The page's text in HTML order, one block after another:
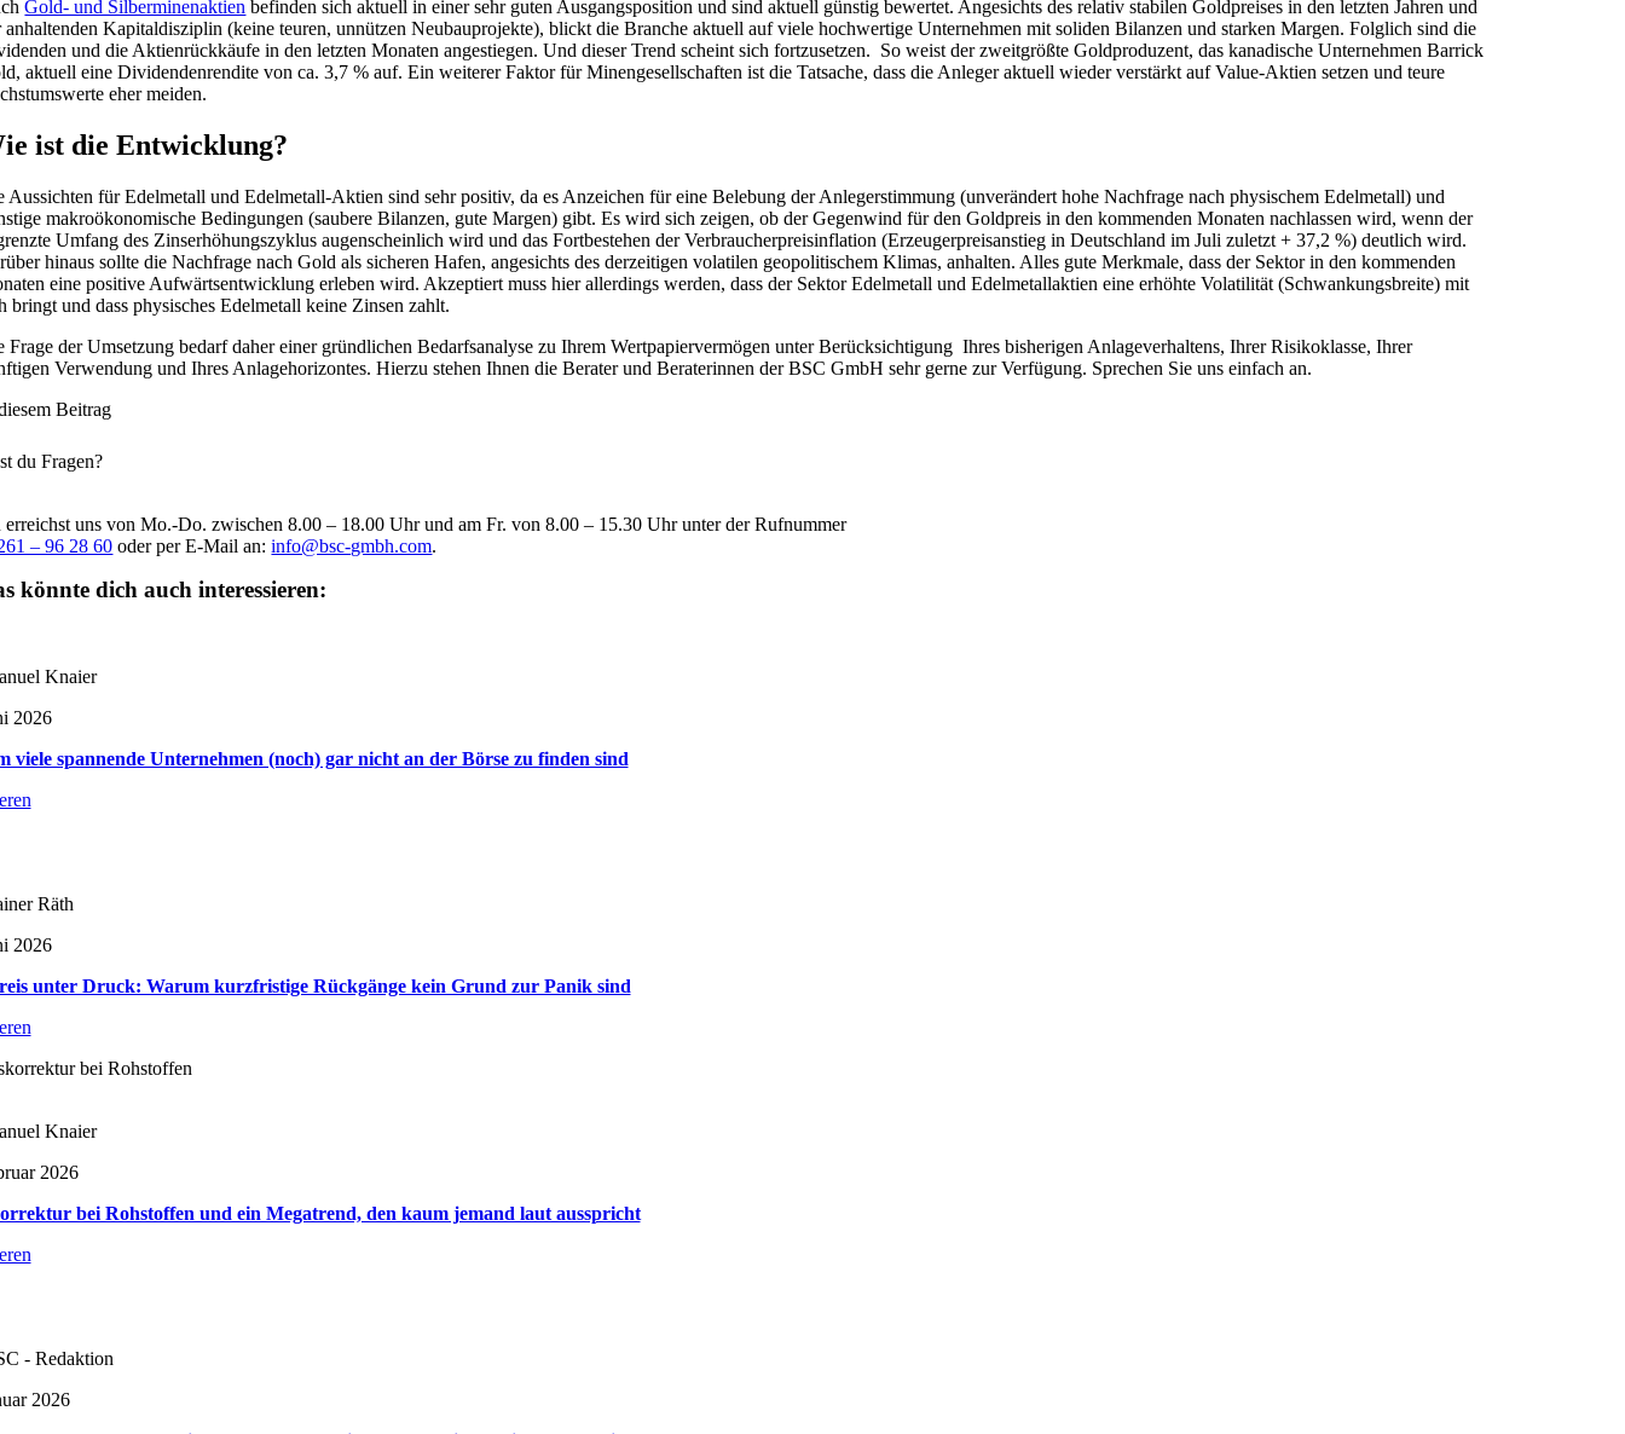
Gold- und Silberminenaktien befinden sich aktuell in einer sehr guten Ausgangsposition und sind aktuell günstig bewertet. Angesichts des relativ stabilen Goldpreises in den letzten Jahren und
anhaltenden Kapitaldisziplin (keine teuren, unnützen Neubauprojekte), blickt die Branche aktuell auf viele hochwertige Unternehmen mit soliden Bilanzen und starken Margen. Folglich sind die
und die Aktienrückkäufe in den letzten Monaten angestiegen. Und dieser Trend scheint sich fortzusetzen. So weist der zweitgrößte Goldproduzent, das kanadische Unternehmen Barrick
aktuell eine Dividendenrendite von ca. 3,7 % auf. Ein weiterer Faktor für Minengesellschaften ist die Tatsache, dass die Anleger aktuell wieder verstärkt auf Value-Aktien setzen und teure
eher meiden.
ist die Entwicklung?
Aussichten für Edelmetall und Edelmetall-Aktien sind sehr positiv, da es Anzeichen für eine Belebung der Anlegerstimmung (unverändert hohe Nachfrage nach physischem Edelmetall) und
makroökonomische Bedingungen (saubere Bilanzen, gute Margen) gibt. Es wird sich zeigen, ob der Gegenwind für den Goldpreis in den kommenden Monaten nachlassen wird, wenn der
Umfang des Zinserhöhungszyklus augenscheinlich wird und das Fortbestehen der Verbraucherpreisinflation (Erzeugerpreisanstieg in Deutschland im Juli zuletzt + 37,2 %) deutlich wird.
hinaus sollte die Nachfrage nach Gold als sicheren Hafen, angesichts des derzeitigen volatilen geopolitischem Klimas, anhalten. Alles gute Merkmale, dass der Sektor in den kommenden
eine positive Aufwärtsentwicklung erleben wird. Akzeptiert muss hier allerdings werden, dass der Sektor Edelmetall und Edelmetallaktien eine erhöhte Volatilität (Schwankungsbreite) mit
bringt und dass physisches Edelmetall keine Zinsen zahlt.
Frage der Umsetzung bedarf daher einer gründlichen Bedarfsanalyse zu Ihrem Wertpapiervermögen unter Berücksichtigung Ihres bisherigen Anlageverhaltens, Ihrer Risikoklasse, Ihrer
Verwendung und Ihres Anlagehorizontes. Hierzu stehen Ihnen die Berater und Beraterinnen der BSC GmbH sehr gerne zur Verfügung. Sprechen Sie uns einfach an.
Beitrag
du Fragen?
erreichst uns von Mo.-Do. zwischen 8.00 – 18.00 Uhr und am Fr. von 8.00 – 15.30 Uhr unter der Rufnummer
– 96 28 60 oder per E-Mail an:info@bsc-gmbh.com.
könnte dich auch interessieren:
Knaier
2026
viele spannende Unternehmen (noch) gar nicht an der Börse zu finden sind
Räth
2026
unter Druck: Warum kurzfristige Rückgänge kein Grund zur Panik sind
Knaier
2026
bei Rohstoffen und ein Megatrend, den kaum jemand laut ausspricht
- Redaktion
2026